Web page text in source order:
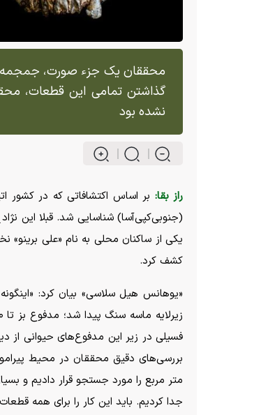
محققان یک جزء صورت، جمجمه،
گذاشتن تمامی این قطعات،
نشده بود
راز بقا: بر اساس اکتشافاتی که در کشور
(جنوبی‌کپی‌آسا) شناسایی شد. قبلا این
یکی از ساکنان محلی به نام «علی برینو»
کشف کرد.
«یوهانس هیل سلاسی» بیان کرد:
فسیلی در زیر این مدفوع‌های حیوانی از
متر مربع را مورد جستجو قرار دادیم و
جدا کردیم. باید این کار را برای همه